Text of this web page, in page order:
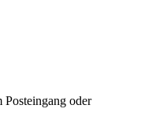
Posteingang oder